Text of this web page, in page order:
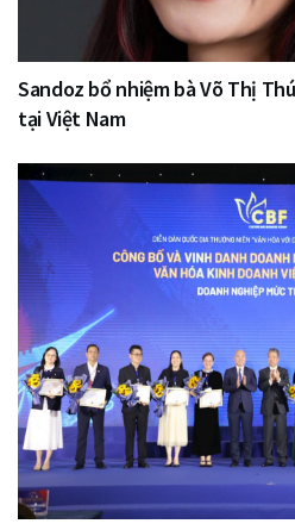
Sandoz bổ nhiệm bà Võ Thị
tại Việt Nam